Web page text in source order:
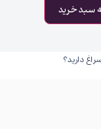
سبد خرید
دارید؟